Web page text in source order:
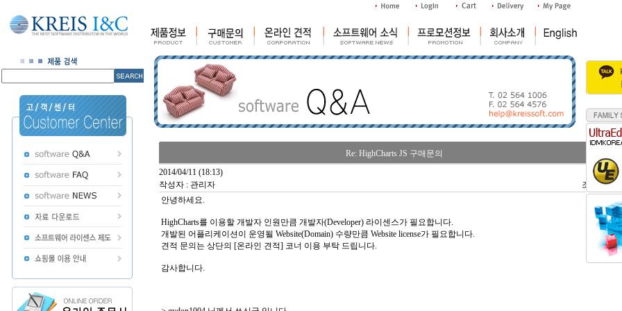
Re: HighCharts JS 구매문의
2014/04/11 (18:13)
작성자 : 관리자
조회수 :
안녕하세요.
HighCharts를 이용할 개발자 인원만큼 개발자(Developer) 라이센스가 필요합니다.
개발된 어플리케이션이 운영될 Website(Domain) 수량만큼 Website license가 필요합니다.
견적 문의는 상단의 [온라인 견적] 코너 이용 부탁 드립니다.
감사합니다.